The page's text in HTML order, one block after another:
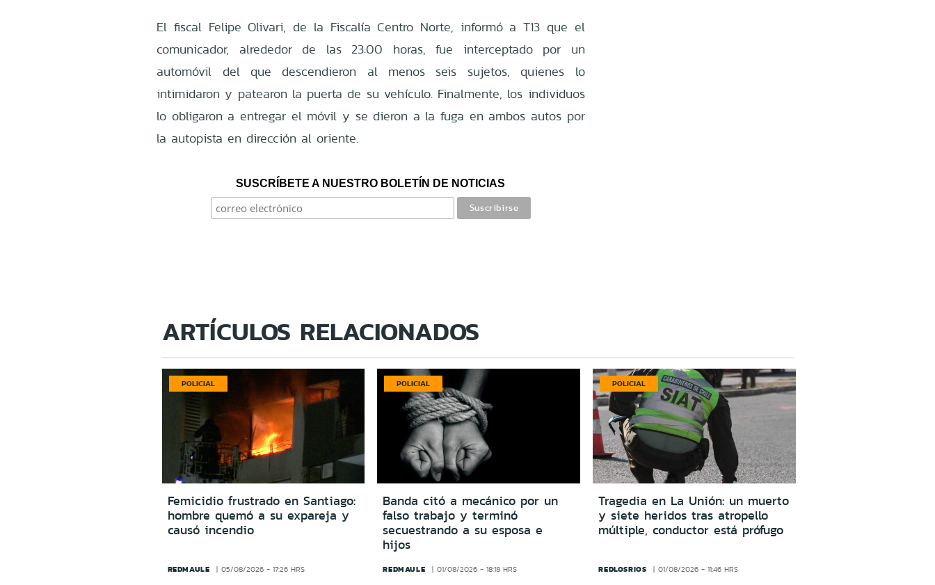
El fiscal Felipe Olivari, de la Fiscalía Centro Norte, informó a T13 que el
comunicador, alrededor de las 23:00 horas, fue interceptado por un
automóvil del que descendieron al menos seis sujetos, quienes lo
intimidaron y patearon la puerta de su vehículo. Finalmente, los individuos
lo obligaron a entregar el móvil y se dieron a la fuga en ambos autos por
la autopista en dirección al oriente.
SUSCRÍBETE A NUESTRO BOLETÍN DE NOTICIAS
ARTÍCULOS RELACIONADOS
POLICIAL
Femicidio frustrado en Santiago:
hombre quemó a su expareja y
causó incendio
REDMAULE 05/08/2026 - 17:26 HRS
POLICIAL
Banda citó a mecánico por un
falso trabajo y terminó
secuestrando a su esposa e
hijos
REDMAULE 01/08/2026 - 18:18 HRS
POLICIAL
Tragedia en La Unión: un muerto
y siete heridos tras atropello
múltiple, conductor está prófugo
REDLOSRIOS 01/08/2026 - 11:46 HRS